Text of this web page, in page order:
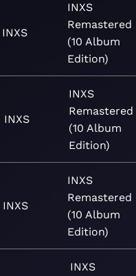
INXS
INXS
Remastered
(10 Album
Edition)
INXS
INXS
Remastered
(10 Album
Edition)
INXS
INXS
Remastered
(10 Album
Edition)
INXS